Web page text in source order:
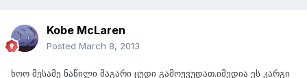
Kobe McLaren
Posted March 8, 2013
ხოო მესამე ნაწილი მაგარი ცუდი გამოუვუდათ.იმედია ეს კარგი